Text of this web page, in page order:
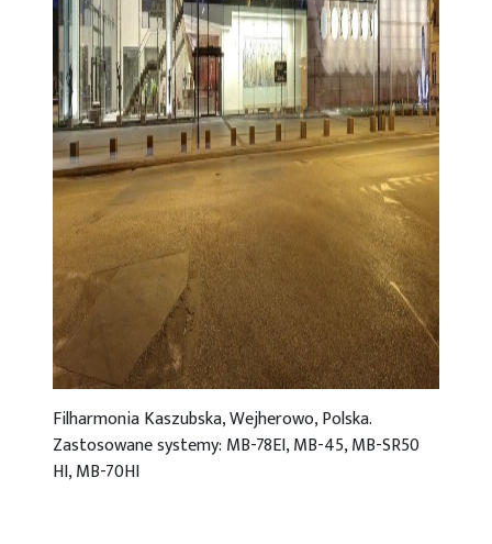
Filharmonia Kaszubska, Wejherowo, Polska.
Zastosowane systemy: MB-78EI, MB-45, MB-SR50
HI, MB-70HI